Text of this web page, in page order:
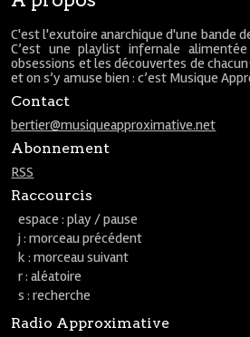
C'est l'exutoire anarchique d'une bande
C’est une playlist infernale
obsessions et les découvertes de
et on s’y amuse bien : c’est Musique
Contact
bertier@musiqueapproximative.net
Abonnement
RSS
Raccourcis
espace : play / pause
j : morceau précédent
k : morceau suivant
r : aléatoire
s : recherche
Radio Approximative